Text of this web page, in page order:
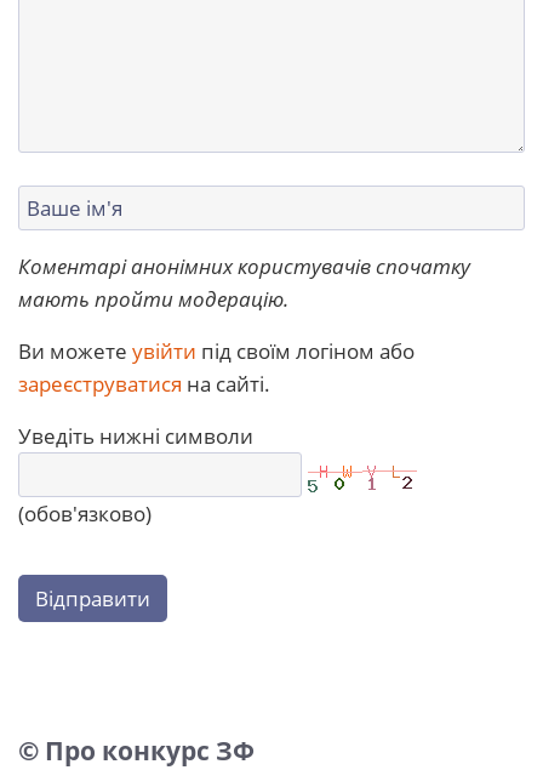
Коментарі анонімних користувачів спочатку
мають пройти модерацію.
Ви можете увійти під своїм логіном або
зареєструватися на сайті.
Уведіть нижні символи
(обов'язково)
Відправити
© Про конкурс ЗФ